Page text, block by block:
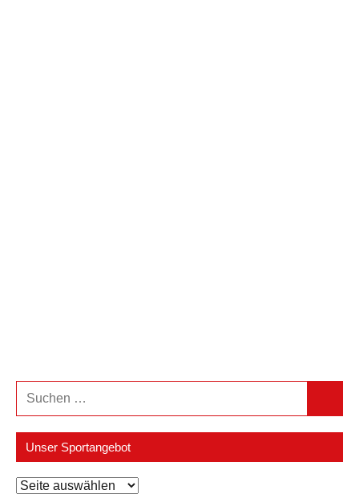
Suchen
nach:
Unser Sportangebot
Unser